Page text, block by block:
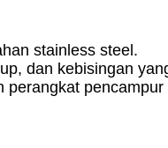
stainless steel.
dan kebisingan